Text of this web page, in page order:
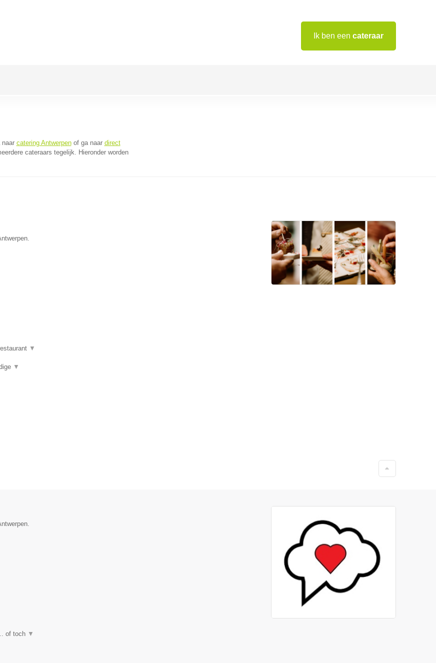
Ik ben een cateraar
naar catering Antwerpenof ga naar direct
cateraars tegelijk. Hieronder worden
▼
▼
of toch ▼